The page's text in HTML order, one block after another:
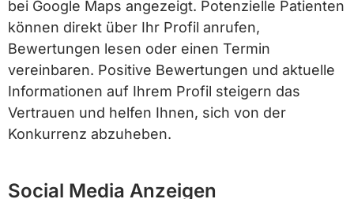
bei Google Maps angezeigt. Potenzielle Patienten
können direkt über Ihr Profil anrufen,
Bewertungen lesen oder einen Termin
vereinbaren. Positive Bewertungen und aktuelle
Informationen auf Ihrem Profil steigern das
Vertrauen und helfen Ihnen, sich von der
Konkurrenz abzuheben.
Social Media Anzeigen